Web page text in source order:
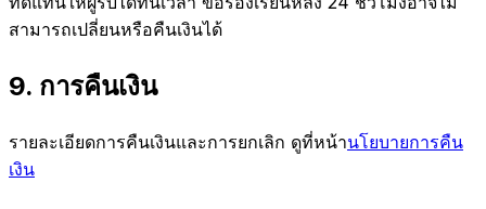
สามารถเปลี่ยนหรือคืนเงินได้
9. การคืนเงิน
รายละเอียดการคืนเงินและการยกเลิก ดูที่หน้านโยบายการคืน
เงิน